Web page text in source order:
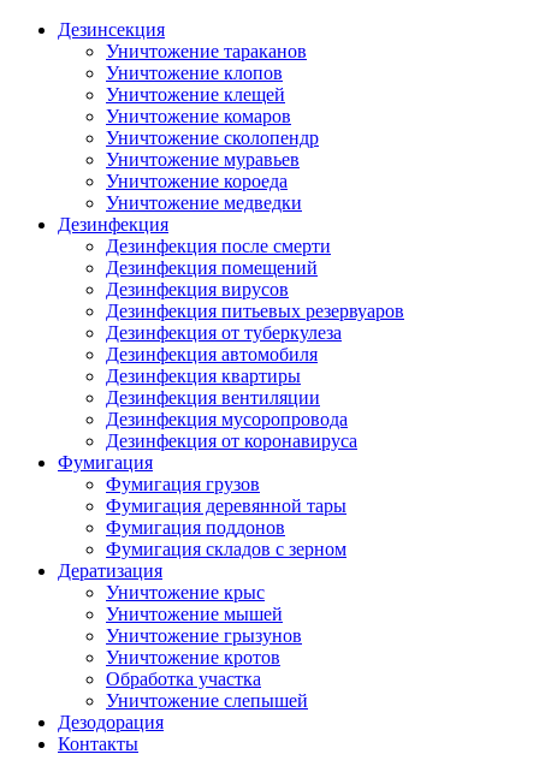
Дезинсекция
Уничтожение тараканов
Уничтожение клопов
Уничтожение клещей
Уничтожение комаров
Уничтожение сколопендр
Уничтожение муравьев
Уничтожение короеда
Уничтожение медведки
Дезинфекция
Дезинфекция после смерти
Дезинфекция помещений
Дезинфекция вирусов
Дезинфекция питьевых резервуаров
Дезинфекция от туберкулеза
Дезинфекция автомобиля
Дезинфекция квартиры
Дезинфекция вентиляции
Дезинфекция мусоропровода
Дезинфекция от коронавируса
Фумигация
Фумигация грузов
Фумигация деревянной тары
Фумигация поддонов
Фумигация складов с зерном
Дератизация
Уничтожение крыс
Уничтожение мышей
Уничтожение грызунов
Уничтожение кротов
Обработка участка
Уничтожение слепышей
Дезодорация
Контакты